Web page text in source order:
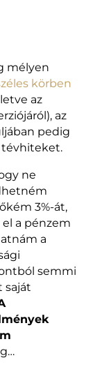
mélyen
körben
az
az
pedig
tévhiteket.
ne
3%-át,
a pénzem
a
semmi
saját